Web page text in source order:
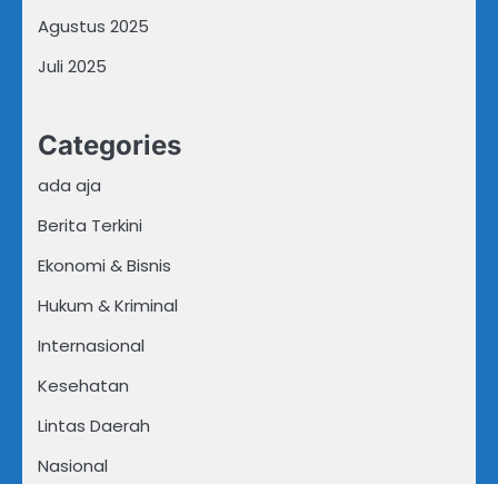
Agustus 2025
Juli 2025
Categories
ada aja
Berita Terkini
Ekonomi & Bisnis
Hukum & Kriminal
Internasional
Kesehatan
Lintas Daerah
Nasional